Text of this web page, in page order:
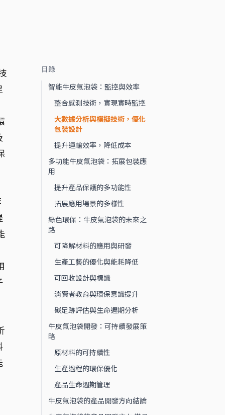
目錄
智能牛皮氣泡袋：監控與效率
整合感測技術，實現實時監控
大數據分析與模擬技術，優化
包裝設計
提升運輸效率，降低成本
多功能牛皮氣泡袋：拓展包裝應
用
提升產品保護的多功能性
拓展應用場景的多樣性
綠色環保：牛皮氣泡袋的未來之
路
可降解材料的應用與研發
生產工藝的優化與能耗降低
可回收設計與標識
消費者教育與環保意識提升
碳足跡評估與生命週期分析
牛皮氣泡袋開發：可持續發展策
略
原材料的可持續性
生產過程的環保優化
產品生命週期管理
牛皮氣泡袋的產品開發方向結論